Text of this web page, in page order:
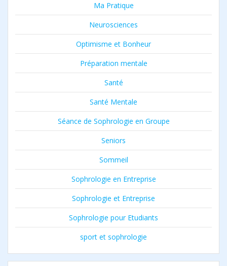
Ma Pratique
Neurosciences
Optimisme et Bonheur
Préparation mentale
Santé
Santé Mentale
Séance de Sophrologie en Groupe
Seniors
Sommeil
Sophrologie en Entreprise
Sophrologie et Entreprise
Sophrologie pour Etudiants
sport et sophrologie